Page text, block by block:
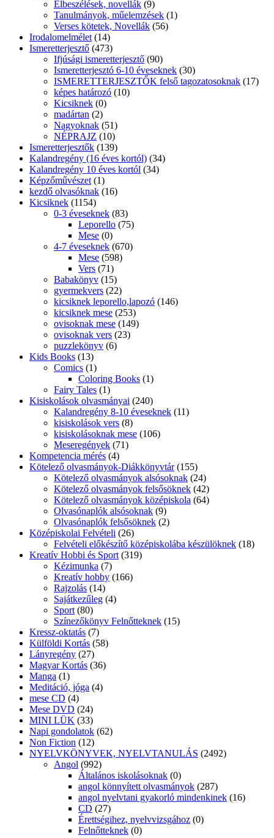
Elbeszélések, novellák (9)
Tanulmányok, műelemzések (1)
Verses kötetek, Novellák (56)
Irodalomelmélet (14)
Ismeretterjesztő (473)
Ifjúsági ismeretterjesztő (90)
Ismeretterjesztó 6-10 éveseknek (30)
ISMERETTERJESZTŐK felső tagozatosoknak (17)
képes határozó (10)
Kicsiknek (0)
madártan (2)
Nagyoknak (51)
NÉPRAJZ (10)
Ismeretterjesztők (139)
Kalandregény (16 éves kortól) (34)
Kalandregény 10 éves kortól (34)
Képzőművészet (1)
kezdő olvasóknak (16)
Kicsiknek (1154)
0-3 éveseknek (83)
Leporello (75)
Mese (0)
4-7 éveseknek (670)
Mese (598)
Vers (71)
Babakönyv (15)
gyermekvers (22)
kicsiknek leporello,lapozó (146)
kicsiknek mese (253)
ovisoknak mese (149)
ovisoknak vers (23)
puzzlekönyv (6)
Kids Books (13)
Comics (1)
Coloring Books (1)
Fairy Tales (1)
Kisiskolások olvasmányai (240)
Kalandregény 8-10 éveseknek (11)
kisiskolások vers (8)
kisiskolásoknak mese (106)
Meseregények (71)
Kompetencia mérés (4)
Kötelező olvasmányok-Diákkönyvtár (155)
Kötelező olvasmányok alsósoknak (24)
Kötelező olvasmányok felsősöknek (42)
Kötelező olvasmányok középiskola (64)
Olvasónaplók alsósoknak (9)
Olvasónaplók felsősöknek (2)
Középiskolai Felvételi (26)
Felvételi előkészítő középiskolába készülöknek (18)
Kreatív Hobbi és Sport (319)
Kézimunka (7)
Kreatív hobby (166)
Rajzolás (14)
Sajátkezűleg (4)
Sport (80)
Színezőkönyv Felnőtteknek (15)
Kressz-oktatás (7)
Külföldi Kortás (58)
Lányregény (27)
Magyar Kortás (36)
Manga (1)
Meditáció, jóga (4)
mese CD (4)
Mese DVD (24)
MINI LÜK (33)
Napi gondolatok (62)
Non Fiction (12)
NYELVKÖNYVEK, NYELVTANULÁS (2492)
Angol (992)
Általános iskolásoknak (0)
angol könnyített olvasmányok (287)
angol nyelvtani gyakorló mindenkinek (16)
CD (27)
Érettségihez, nyelvvizsgához (0)
Felnőtteknek (0)